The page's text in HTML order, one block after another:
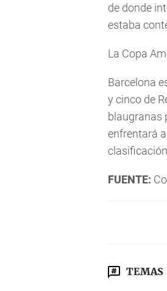
de donde
estaba
La Copa
Barcelona
y cinco de
blaugranas
enfrentará
FUENTE:
TEMAS